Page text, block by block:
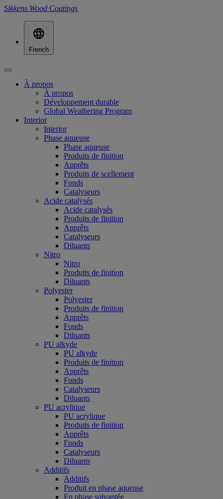
Sikkens Wood Coatings
French
À propos
À propos
Développement durable
Global Weathering Program
Interior
Interior
Phase aqueuse
Phase aqueuse
Produits de finition
Apprêts
Produits de scellement
Fonds
Catalyseurs
Acide catalysés
Acide catalysés
Produits de finition
Apprêts
Catalyseurs
Diluants
Nitro
Nitro
Produits de finition
Diluants
Polyester
Polyester
Produits de finition
Apprêts
Fonds
Diluants
PU alkyde
PU alkyde
Produits de finition
Apprêts
Fonds
Catalyseurs
Diluants
PU acrylique
PU acrylique
Produits de finition
Apprêts
Fonds
Catalyseurs
Diluants
Additifs
Additifs
Produit en phase aqueuse
En phase solvantée